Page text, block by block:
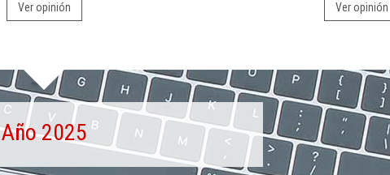
Ver opinión Ver opinión
Año 2025